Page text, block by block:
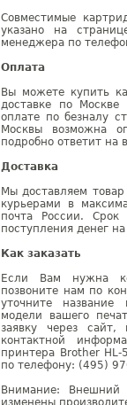
Совместимые
указано на
менеджера по
Оплата
Вы можете купить
доставке по
оплате по безналу
Москвы возможна
подробно ответит на
Доставка
Мы доставляем
курьерами в
почта России.
поступления денег
Как заказать
Если Вам нужна
позвоните нам по
уточните
модели вашего
заявку через
контактной
принтера Brother
по телефону: (495)
Внимание: Внешний
изменены